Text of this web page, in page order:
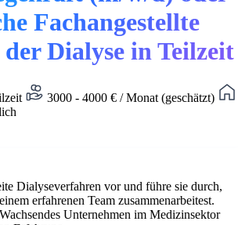
Fachangestellte
Dialyse in Teilzeit
3000 - 4000 € / Monat (geschätzt)
Dialyseverfahren vor und führe sie durch,
erfahrenen Team zusammenarbeitest.
Wachsendes Unternehmen im Medizinsektor